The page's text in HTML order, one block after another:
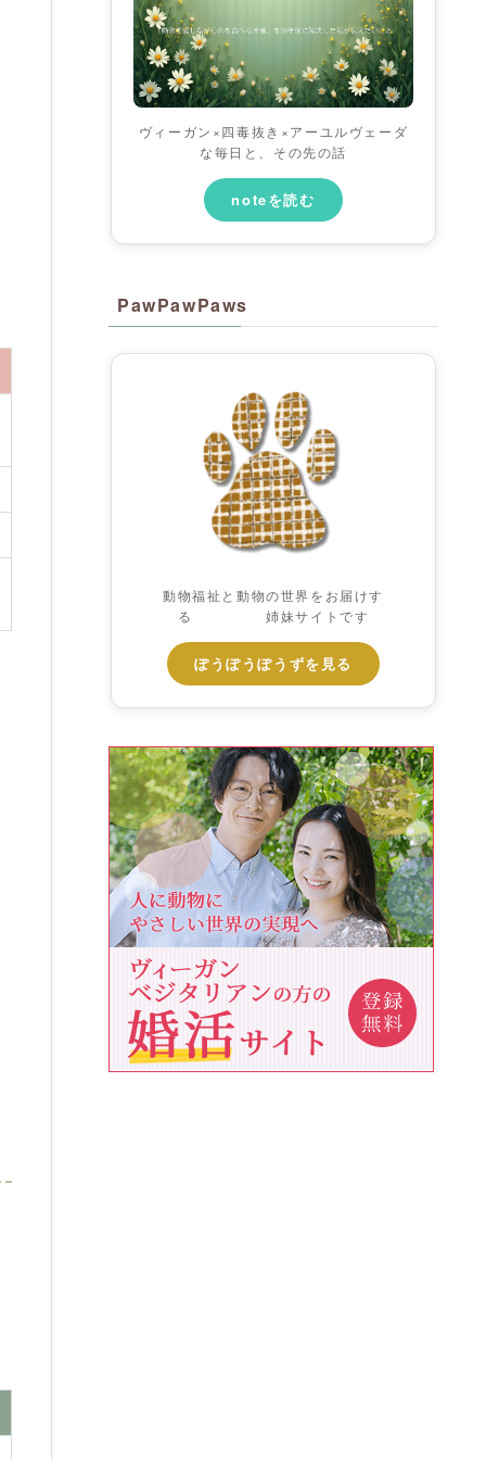
ヴィーガン×四毒抜き×アーユルヴェーダ
な毎日と、その先の話
noteを読む
PawPawPaws
動物福祉と動物の世界をお届けす
る 姉妹サイトです
ぽうぽうぽうずを見る